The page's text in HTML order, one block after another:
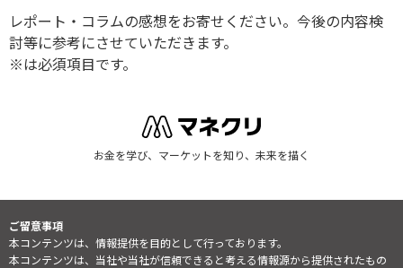
レポート・コラムの感想をお寄せください。今後の内容検
討等に参考にさせていただきます。
※は必須項目です。
お金を学び、マーケットを知り、未来を描く
ご留意事項
本コンテンツは、情報提供を目的として行っております。
本コンテンツは、当社や当社が信頼できると考える情報源から提供されたもの